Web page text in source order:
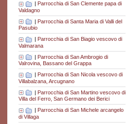
| Parrocchia di San Clemente papa di
Valdagno
| Parrocchia di Santa Maria di Valli del
Pasubio
| Parrocchia di San Biagio vescovo di
Valmarana
| Parrocchia di San Ambrogio di
Valrovina, Bassano del Grappa
| Parrocchia di San Nicola vescovo di
Villabalzana, Arcugnano
| Parrocchia di San Martino vescovo di
Villa del Ferro, San Germano dei Berici
Parrocchia di San Michele arcangelo
di Villaga